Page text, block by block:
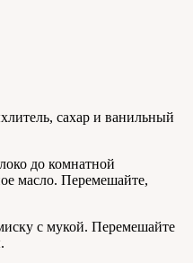
сахар и ванильный
до комнатной
масло. Перемешайте,
с мукой. Перемешайте